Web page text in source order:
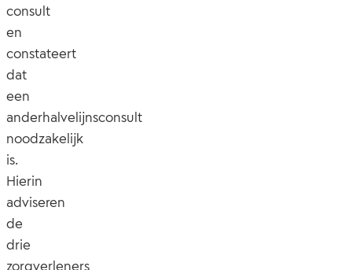
consult
en
constateert
dat
een
anderhalvelijnsconsult
noodzakelijk
is.
Hierin
adviseren
de
drie
zorgverleners